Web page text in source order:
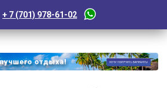
+ 7 (701) 978-61-02